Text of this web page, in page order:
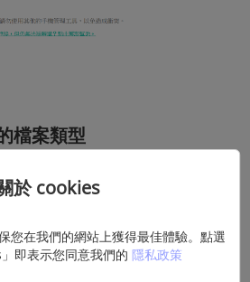
檔案類型
首先你需要選擇掃描的檔案類型。
於 cookies
您在我們的網站上獲得最佳體驗。點選
」即表示您同意我們的 隱私政策